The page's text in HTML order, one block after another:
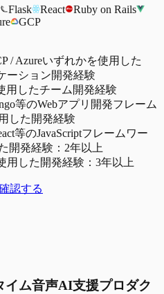
Flask React
Ruby on Rails
GCP
/ Azureいずれかを使用した
ーション開発経験
用したチーム開発経験
等のWebアプリ開発フレーム
した開発経験
等のJavaScriptフレームワー
開発経験：2年以上
用した開発経験：3年以上
認する
イム音声AI支援プロダク